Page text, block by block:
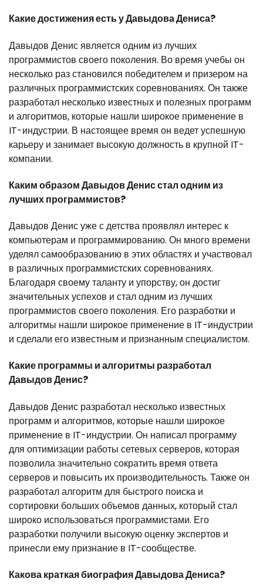
Какие достижения есть у Давыдова Дениса?
Давыдов Денис является одним из лучших
программистов своего поколения. Во время учебы он
несколько раз становился победителем и призером на
различных программистских соревнованиях. Он также
разработал несколько известных и полезных программ
и алгоритмов, которые нашли широкое применение в
IT-индустрии. В настоящее время он ведет успешную
карьеру и занимает высокую должность в крупной IT-
компании.
Каким образом Давыдов Денис стал одним из
лучших программистов?
Давыдов Денис уже с детства проявлял интерес к
компьютерам и программированию. Он много времени
уделял самообразованию в этих областях и участвовал
в различных программистских соревнованиях.
Благодаря своему таланту и упорству, он достиг
значительных успехов и стал одним из лучших
программистов своего поколения. Его разработки и
алгоритмы нашли широкое применение в IT-индустрии
и сделали его известным и признанным специалистом.
Какие программы и алгоритмы разработал
Давыдов Денис?
Давыдов Денис разработал несколько известных
программ и алгоритмов, которые нашли широкое
применение в IT-индустрии. Он написал программу
для оптимизации работы сетевых серверов, которая
позволила значительно сократить время ответа
серверов и повысить их производительность. Также он
разработал алгоритм для быстрого поиска и
сортировки больших объемов данных, который стал
широко использоваться программистами. Его
разработки получили высокую оценку экспертов и
принесли ему признание в IT-сообществе.
Какова краткая биография Давыдова Дениса?